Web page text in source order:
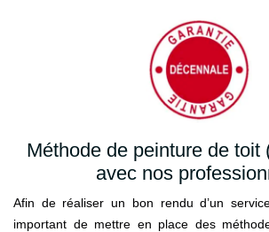
Méthode de peinture de toit
avec nos
Afin de réaliser un bon rendu d’un
important de mettre en place des